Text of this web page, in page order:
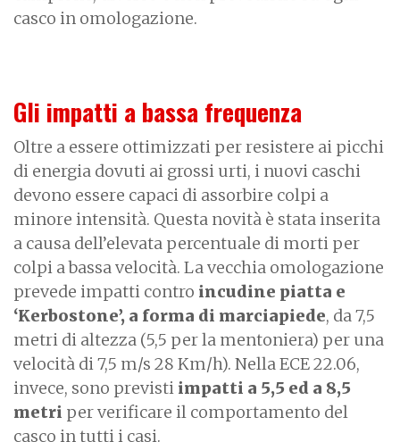
casco in omologazione.
Gli impatti a bassa frequenza
Oltre a essere ottimizzati per resistere ai picchi
di energia dovuti ai grossi urti, i nuovi caschi
devono essere capaci di assorbire colpi a
minore intensità. Questa novità è stata inserita
a causa dell’elevata percentuale di morti per
colpi a bassa velocità. La vecchia omologazione
prevede impatti contro incudine piatta e
‘Kerbostone’, a forma di marciapiede, da 7,5
metri di altezza (5,5 per la mentoniera) per una
velocità di 7,5 m/s 28 Km/h). Nella ECE 22.06,
invece, sono previsti impatti a 5,5 ed a 8,5
metri per verificare il comportamento del
casco in tutti i casi.